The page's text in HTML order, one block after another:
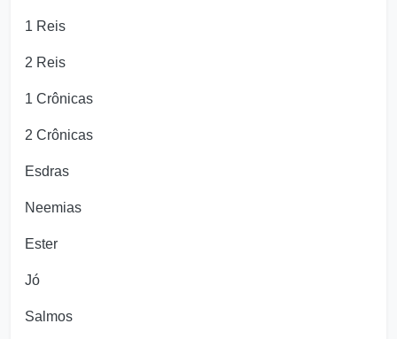
1 Reis
2 Reis
1 Crônicas
2 Crônicas
Esdras
Neemias
Ester
Jó
Salmos